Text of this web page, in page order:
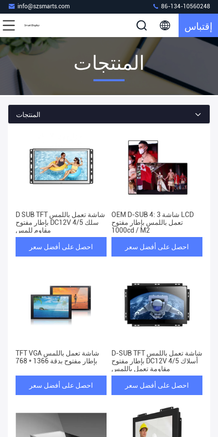
info@szsmarts.com 86-134-10560248
إقتباس
المنتجات
المنتجات
D SUB TFT شاشة تعمل باللمس
بإطار مفتوح DC12V 4/5 سلك
مقاوم للمس
احصل على أفضل سعر
OEM D-SUB 4: 3 شاشة LCD
تعمل باللمس بإطار مفتوح
1000cd / M2
احصل على أفضل سعر
TFT VGA شاشة تعمل باللمس
بإطار مفتوح بدقة 1366 * 768
احصل على أفضل سعر
D-SUB TFT شاشة تعمل باللمس
بإطار مفتوح DC12V 4/5 أسلاك
مقاومة تعمل باللمس
احصل على أفضل سعر